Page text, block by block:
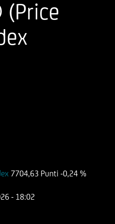
7704,63 Punti -0,24 %
- 18:02